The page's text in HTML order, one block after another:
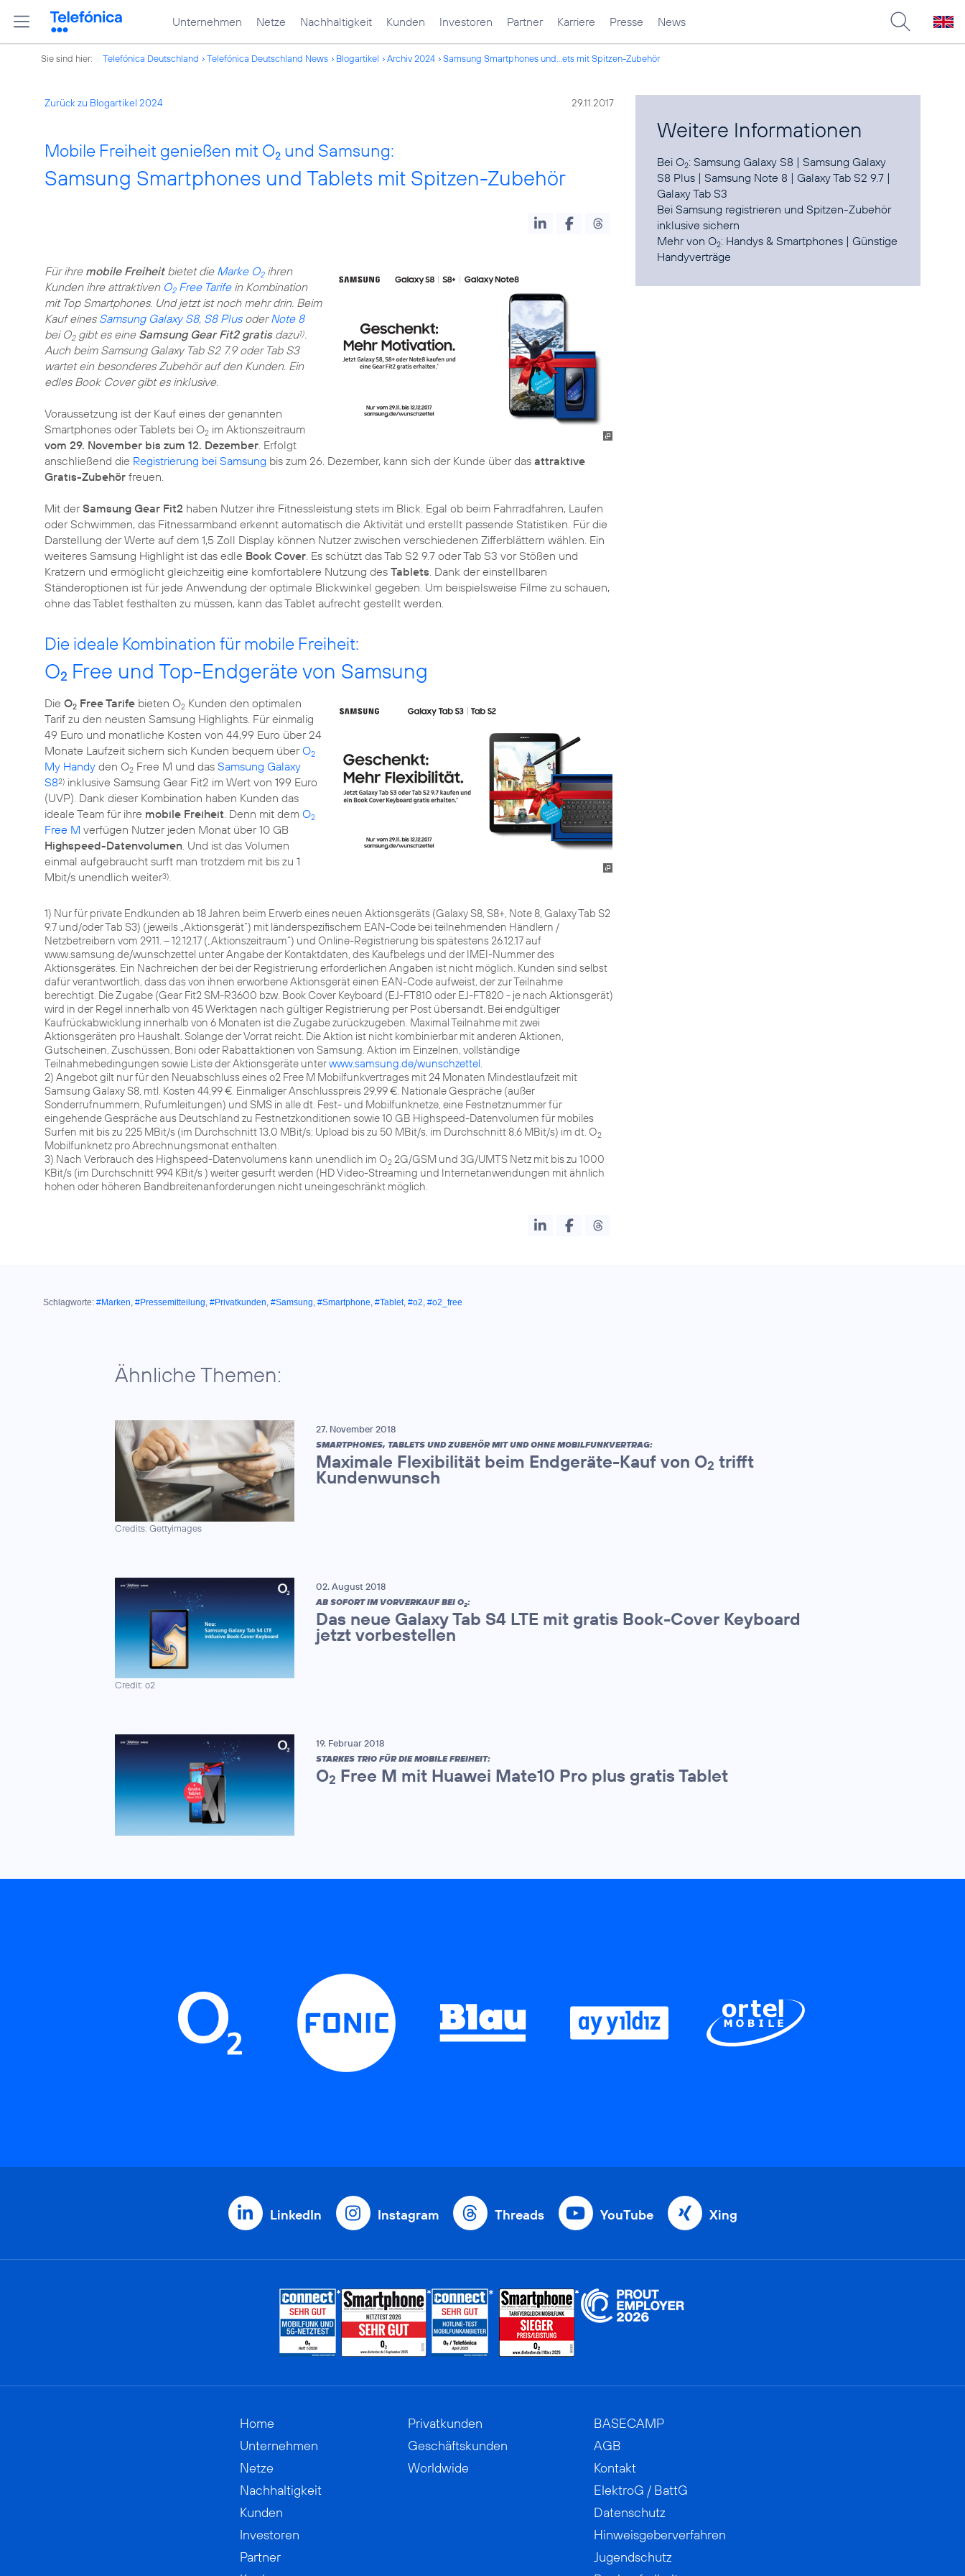
Unternehmen Netze Nachhaltigkeit Kunden Investoren Partner Karriere Presse News
Sie sind hier: Telefónica Deutschland Telefónica Deutschland News Blogartikel Archiv 2024 Samsung Smartphones und...ets mit Spitzen-Zubehör
Zurück zu Blogartikel 2024 29.11.2017
Mobile Freiheit genießen mit O2 und Samsung:
Samsung Smartphones und Tablets mit Spitzen-Zubehör
Für ihre mobile Freiheitbietet die Marke O2ihren
Kunden ihre attraktiven O2Free Tarifein Kombination
mit Top Smartphones. Und jetzt ist noch mehr drin. Beim
Kauf eines Samsung Galaxy S8, S8 PlusoderNote 8
bei O2gibt es eine Samsung Gear Fit2 gratisdazu1).
Auch beim Samsung Galaxy Tab S2 7.9 oder Tab S3
wartet ein besonderes Zubehör auf den Kunden. Ein
edles Book Cover gibt es inklusive.
Voraussetzung ist der Kauf eines der genannten
Smartphones oder Tablets bei O2 im Aktionszeitraum
vom 29. November bis zum 12. Dezember. Erfolgt
anschließend die Registrierung bei Samsung bis zum 26. Dezember, kann sich der Kunde über das attraktive
Gratis-Zubehör freuen.
Mit derSamsung Gear Fit2 haben Nutzer ihre Fitnessleistung stets im Blick. Egal ob beim Fahrradfahren, Laufen
oder Schwimmen, das Fitnessarmband erkennt automatisch die Aktivität und erstellt passende Statistiken. Für die
Darstellung der Werte auf dem 1,5 Zoll Display können Nutzer zwischen verschiedenen Zifferblättern wählen. Ein
weiteres Samsung Highlight ist das edle Book Cover. Es schützt das Tab S2 9.7 oder Tab S3 vor Stößen und
Kratzern und ermöglicht gleichzeitig eine komfortablere Nutzung des Tablets. Dank der einstellbaren
Ständeroptionen ist für jede Anwendung der optimale Blickwinkel gegeben. Um beispielsweise Filme zu schauen,
ohne das Tablet festhalten zu müssen, kann das Tablet aufrecht gestellt werden.
Die ideale Kombination für mobile Freiheit:
O2 Free und Top-Endgeräte von Samsung
Die O2 Free Tarife bieten O2 Kunden den optimalen
Tarif zu den neusten Samsung Highlights. Für einmalig
49 Euro und monatliche Kosten von 44,99 Euro über 24
Monate Laufzeit sichern sich Kunden bequem überO2
My Handy den O2 Free M und das Samsung Galaxy
S82) inklusive Samsung Gear Fit2 im Wert von 199 Euro
(UVP). Dank dieser Kombination haben Kunden das
ideale Team für ihre mobile Freiheit. Denn mit dem O2
Free M verfügen Nutzer jeden Monat über 10 GB
Highspeed-Datenvolumen. Und ist das Volumen
einmal aufgebraucht surft man trotzdem mit bis zu 1
Mbit/s unendlich weiter3).
1) Nur für private Endkunden ab 18 Jahren beim Erwerb eines neuen Aktionsgeräts (Galaxy S8, S8+, Note 8, Galaxy Tab S2
9.7 und/oder Tab S3) (jeweils „Aktionsgerät“) mit länderspezifischem EAN-Code bei teilnehmenden Händlern /
Netzbetreibern vom 29.11. – 12.12.17 („Aktionszeitraum“) und Online-Registrierung bis spätestens 26.12.17 auf
www.samsung.de/wunschzettel unter Angabe der Kontaktdaten, des Kaufbelegs und der IMEI-Nummer des
Aktionsgerätes. Ein Nachreichen der bei der Registrierung erforderlichen Angaben ist nicht möglich. Kunden sind selbst
dafür verantwortlich, dass das von ihnen erworbene Aktionsgerät einen EAN-Code aufweist, der zur Teilnahme
berechtigt. Die Zugabe (Gear Fit2 SM-R3600 bzw. Book Cover Keyboard (EJ-FT810 oder EJ-FT820 - je nach Aktionsgerät)
wird in der Regel innerhalb von 45 Werktagen nach gültiger Registrierung per Post übersandt. Bei endgültiger
Kaufrückabwicklung innerhalb von 6 Monaten ist die Zugabe zurückzugeben. Maximal Teilnahme mit zwei
Aktionsgeräten pro Haushalt. Solange der Vorrat reicht. Die Aktion ist nicht kombinierbar mit anderen Aktionen,
Gutscheinen, Zuschüssen, Boni oder Rabattaktionen von Samsung. Aktion im Einzelnen, vollständige
Teilnahmebedingungen sowie Liste der Aktionsgeräte unterwww.samsung.de/wunschzettel.
2) Angebot gilt nur für den Neuabschluss eines o2 Free M Mobilfunkvertrages mit 24 Monaten Mindestlaufzeit mit
Samsung Galaxy S8, mtl. Kosten 44,99 €. Einmaliger Anschlusspreis 29,99 €. Nationale Gespräche (außer
Sonderrufnummern, Rufumleitungen) und SMS in alle dt. Fest- und Mobilfunknetze, eine Festnetznummer für
eingehende Gespräche aus Deutschland zu Festnetzkonditionen sowie 10 GB Highspeed-Datenvolumen für mobiles
Surfen mit bis zu 225 MBit/s (im Durchschnitt 13,0 MBit/s; Upload bis zu 50 MBit/s, im Durchschnitt 8,6 MBit/s) im dt. O2
Mobilfunknetz pro Abrechnungsmonat enthalten.
3) Nach Verbrauch des Highspeed-Datenvolumens kann unendlich im O2 2G/GSM und 3G/UMTS Netz mit bis zu 1000
KBit/s (im Durchschnitt 994 KBit/s ) weiter gesurft werden (HD Video-Streaming und Internetanwendungen mit ähnlich
hohen oder höheren Bandbreitenanforderungen nicht uneingeschränkt möglich.
Weitere Informationen
Bei O2:Samsung Galaxy S8 |Samsung Galaxy
S8 Plus |Samsung Note 8 |Galaxy Tab S2 9.7 |
Galaxy Tab S3
BeiSamsung registrieren und Spitzen-Zubehör
inklusive sichern
Mehr von O2: Handys & Smartphones |Günstige
Handyverträge
Schlagworte: #Marken, #Pressemitteilung, #Privatkunden, #Samsung, #Smartphone, #Tablet, #o2, #o2_free
Ähnliche Themen:
Credits: Gettyimages
27. November 2018
SMARTPHONES, TABLETS UND ZUBEHÖR MIT UND OHNE MOBILFUNKVERTRAG:
Maximale Flexibilität beim Endgeräte-Kauf von O2 trifft
Kundenwunsch
Credit: o2
02. August 2018
AB SOFORT IM VORVERKAUF BEI O2:
Das neue Galaxy Tab S4 LTE mit gratis Book-Cover Keyboard
jetzt vorbestellen
19. Februar 2018
STARKES TRIO FÜR DIE MOBILE FREIHEIT:
O2 Free M mit Huawei Mate10 Pro plus gratis Tablet
LinkedIn Instagram Threads YouTube Xing
Home
Unternehmen
Netze
Nachhaltigkeit
Kunden
Investoren
Partner
Privatkunden
Geschäftskunden
Worldwide
BASECAMP
AGB
Kontakt
ElektroG / BattG
Datenschutz
Hinweisgeberverfahren
Jugendschutz